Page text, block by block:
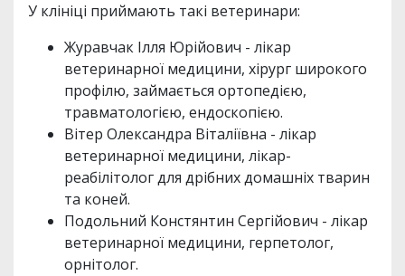
У клініці приймають такі ветеринари:
Журавчак Ілля Юрійович - лікар
ветеринарної медицини, хірург широкого
профілю, займається ортопедією,
травматологією, ендоскопією.
Вітер Олександра Віталіївна - лікар
ветеринарної медицини, лікар-
реабілітолог для дрібних домашніх тварин
та коней.
Подольний Констянтин Сергійович - лікар
ветеринарної медицини, герпетолог,
орнітолог.